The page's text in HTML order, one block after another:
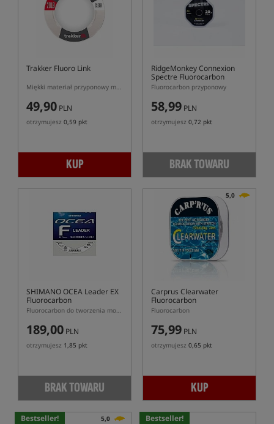
Trakker Fluoro Link
Miękki materiał przyponowy mono z dodatkem fluorocarbonu
49,90 PLN
otrzymujesz 0,59 pkt
KUP
RidgeMonkey Connexion
Spectre Fluorocarbon
Hooklink
Fluorocarbon przyponowy
58,99 PLN
otrzymujesz 0,72 pkt
BRAK TOWARU
SHIMANO OCEA Leader EX
Fluorocarbon
Fluorocarbon do tworzenia mocnych leaderów
189,00 PLN
otrzymujesz 1,85 pkt
BRAK TOWARU
5,0
Carprus Clearwater
Fluorocarbon
Fluorocarbon
75,99 PLN
otrzymujesz 0,65 pkt
KUP
Bestseller! 5,0 Bestseller!